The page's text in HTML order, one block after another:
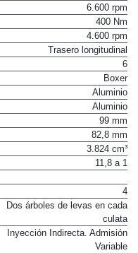
6.600 rpm
400 Nm
4.600 rpm
Trasero longitudinal
6
Boxer
Aluminio
Aluminio
99 mm
82,8 mm
3.824 cm³
11,8 a 1
4
Dos árboles de levas en cada
culata
Inyección Indirecta. Admisión
Variable